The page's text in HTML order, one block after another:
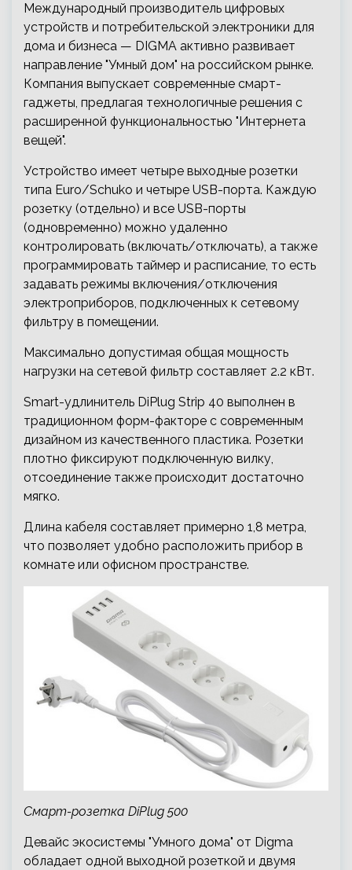
Международный производитель цифровых
устройств и потребительской электроники для
дома и бизнеса — DIGMA активно развивает
направление "Умный дом" на российском рынке.
Компания выпускает современные смарт-
гаджеты, предлагая технологичные решения с
расширенной функциональностью "Интернета
вещей".
Устройство имеет четыре выходные розетки
типа Euro/Schuko и четыре USB-порта. Каждую
розетку (отдельно) и все USB-порты
(одновременно) можно удаленно
контролировать (включать/отключать), а также
программировать таймер и расписание, то есть
задавать режимы включения/отключения
электроприборов, подключенных к сетевому
фильтру в помещении.
Максимально допустимая общая мощность
нагрузки на сетевой фильтр составляет 2.2 кВт.
Smart-удлинитель DiPlug Strip 40 выполнен в
традиционном форм-факторе с современным
дизайном из качественного пластика. Розетки
плотно фиксируют подключенную вилку,
отсоединение также происходит достаточно
мягко.
Длина кабеля составляет примерно 1,8 метра,
что позволяет удобно расположить прибор в
комнате или офисном пространстве.
Смарт-розетка DiPlug 500
Девайс экосистемы "Умного дома" от Digma
обладает одной выходной розеткой и двумя